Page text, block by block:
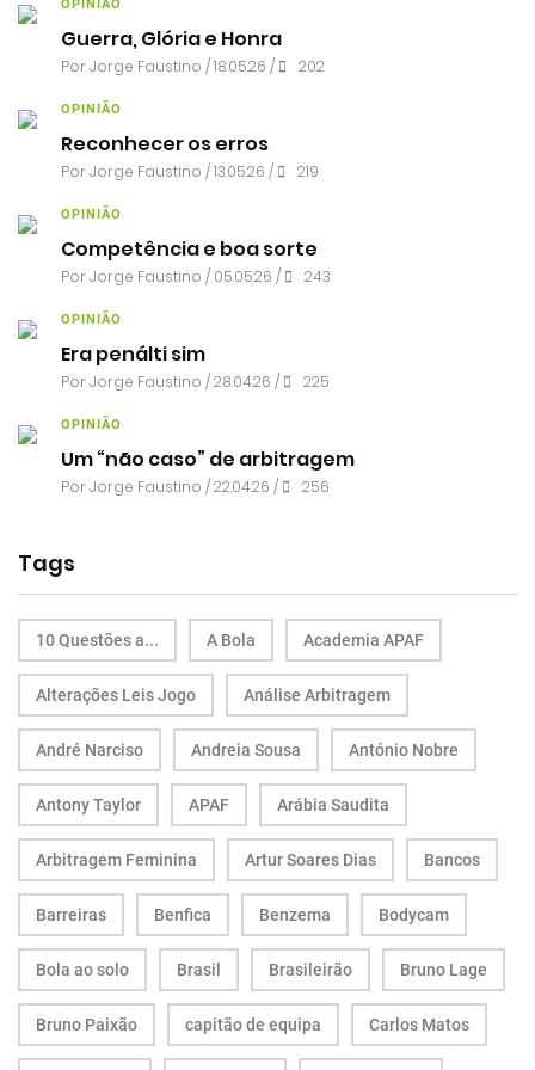
OPINIÃO
Guerra, Glória e Honra
PorJorge Faustino / 18.05.26 / 202
OPINIÃO
Reconhecer os erros
PorJorge Faustino / 13.05.26 / 219
OPINIÃO
Competência e boa sorte
PorJorge Faustino / 05.05.26 / 243
OPINIÃO
Era penálti sim
PorJorge Faustino / 28.04.26 / 225
OPINIÃO
Um “não caso” de arbitragem
PorJorge Faustino / 22.04.26 / 256
Tags
10 Questões a... A Bola Academia APAF
Alterações Leis Jogo Análise Arbitragem
André Narciso Andreia Sousa António Nobre
Antony Taylor APAF Arábia Saudita
Arbitragem Feminina Artur Soares Dias Bancos
Barreiras Benfica Benzema Bodycam
Bola ao solo Brasil Brasileirão Bruno Lage
Bruno Paixão capitão de equipa Carlos Matos